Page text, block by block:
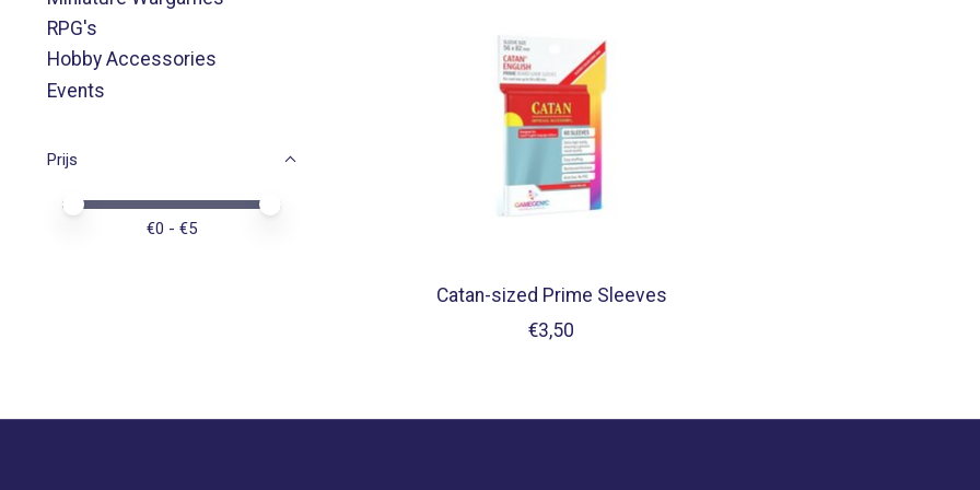
RPG's
Hobby Accessories
Events
Prijs
Minimale prijswaarde
Price maximum value
€0 - €5
Catan-sized Prime Sleeves
€3,50